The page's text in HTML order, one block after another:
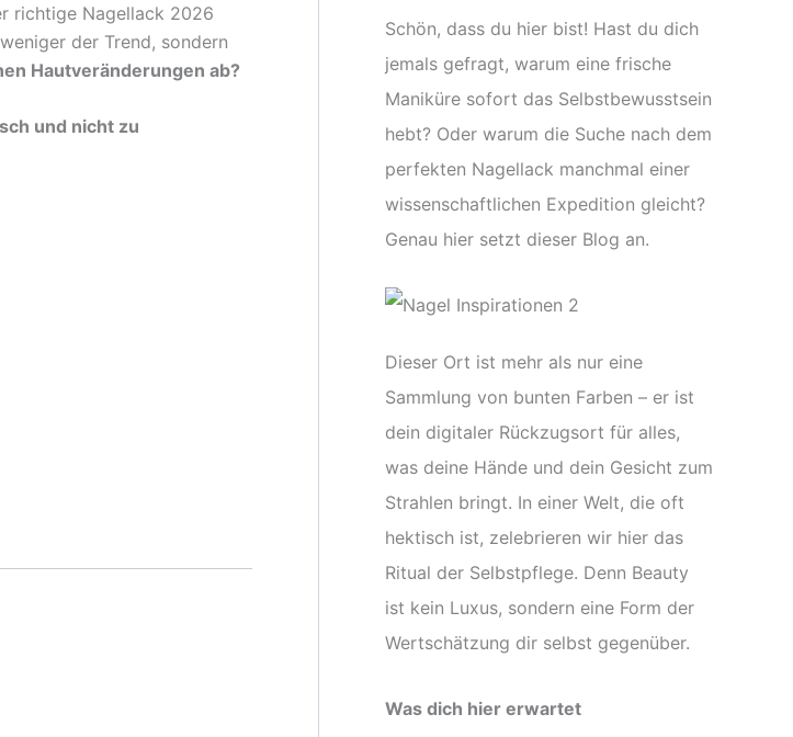
richtige Nagellack 2026
der Trend, sondern
Hautveränderungen ab?
und nicht zu
Schön, dass du hier bist! Hast du dich
jemals gefragt, warum eine frische
Maniküre sofort das Selbstbewusstsein
hebt? Oder warum die Suche nach dem
perfekten Nagellack manchmal einer
wissenschaftlichen Expedition gleicht?
Genau hier setzt dieser Blog an.
Dieser Ort ist mehr als nur eine
Sammlung von bunten Farben – er ist
dein digitaler Rückzugsort für alles,
was deine Hände und dein Gesicht zum
Strahlen bringt. In einer Welt, die oft
hektisch ist, zelebrieren wir hier das
Ritual der Selbstpflege. Denn Beauty
ist kein Luxus, sondern eine Form der
Wertschätzung dir selbst gegenüber.
Was dich hier erwartet